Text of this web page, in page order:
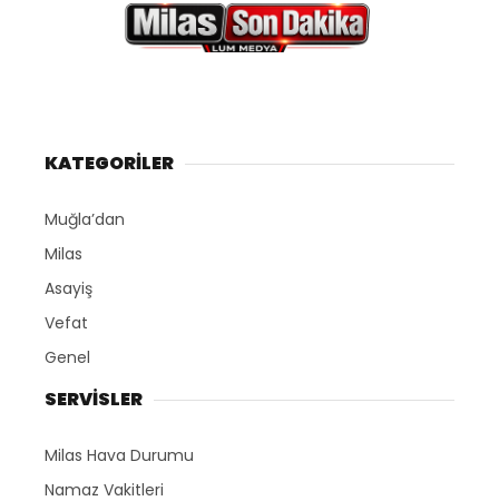
KATEGORİLER
Muğla’dan
Milas
Asayiş
Vefat
Genel
SERVİSLER
Milas Hava Durumu
Namaz Vakitleri